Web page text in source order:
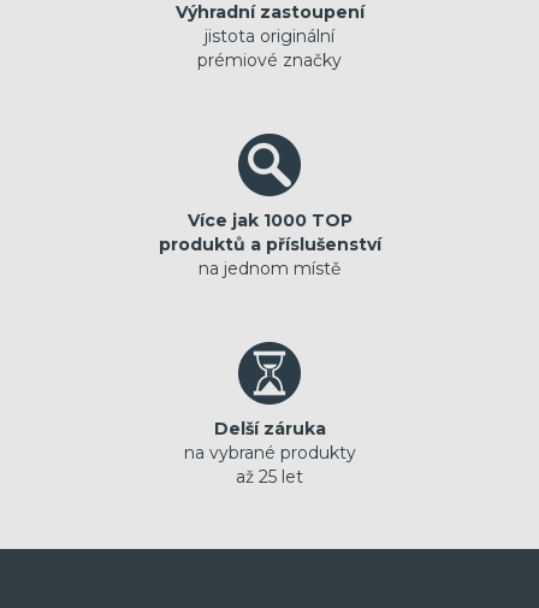
Výhradní zastoupení
jistota originální
prémiové značky
Více jak 1000 TOP
produktů a příslušenství
na jednom místě
Delší záruka
na vybrané produkty
až 25 let